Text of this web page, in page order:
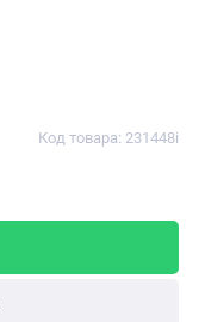
Код товара: 231448i